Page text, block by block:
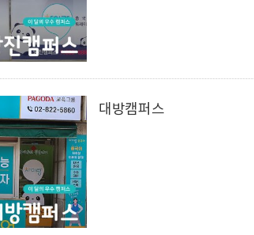
대방캠퍼스